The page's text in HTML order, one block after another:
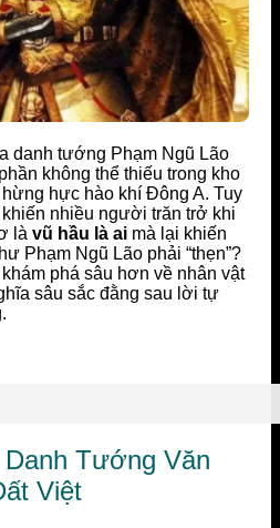
danh tướng Phạm Ngũ Lão
không thể thiếu trong kho
hực hào khí Đông A. Tuy
nhiều người trăn trở khi
là vũ hầu là ai mà lại khiến
Phạm Ngũ Lão phải “thẹn”?
phá sâu hơn về nhân vật
sâu sắc đằng sau lời tự
Tướng Văn
Việt